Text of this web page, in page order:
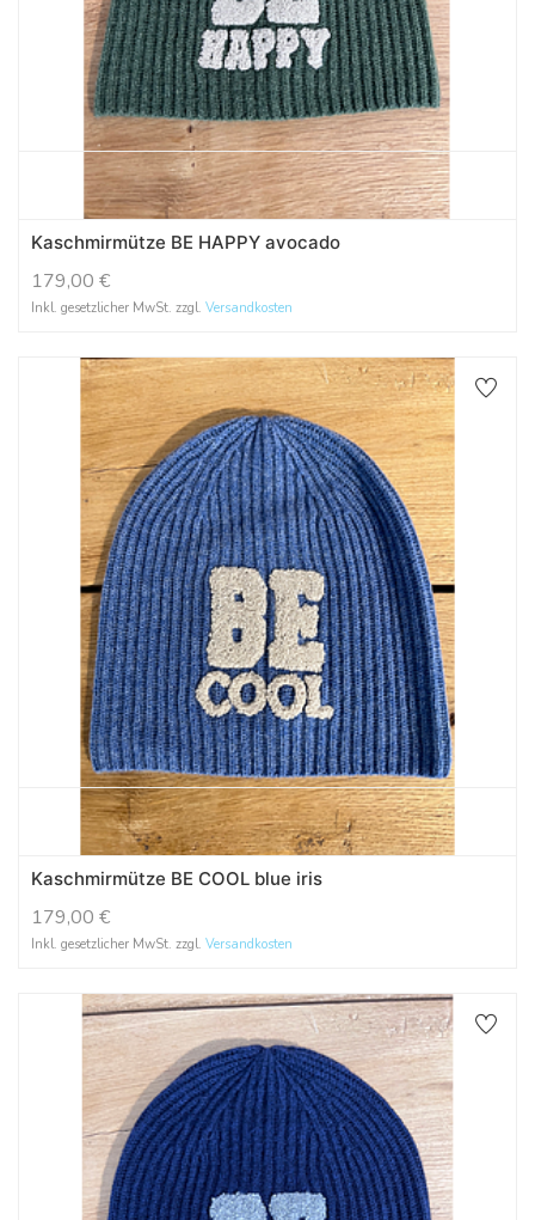
Kaschmirmütze BE HAPPY avocado
179,00 €
Inkl. gesetzlicher MwSt. zzgl. Versandkosten
Kaschmirmütze BE COOL blue iris
179,00 €
Inkl. gesetzlicher MwSt. zzgl. Versandkosten